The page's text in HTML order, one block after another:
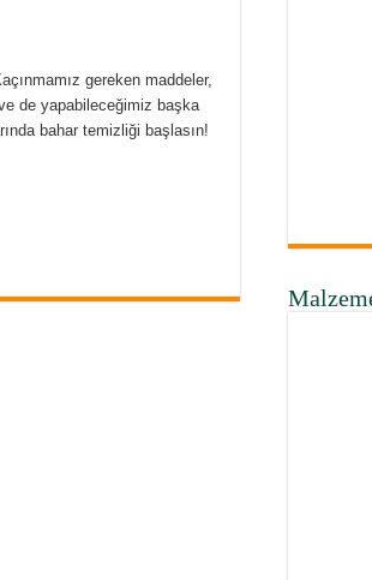
gereken maddeler,
de yapabileceğimiz başka
bahar temizliği başlasın!